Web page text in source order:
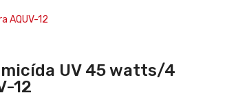
AQUV-12
UV 45 watts/4
12